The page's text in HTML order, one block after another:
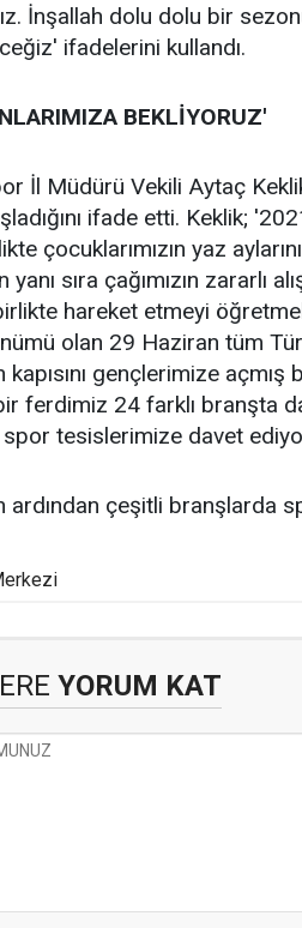
İnşallah dolu dolu bir
ifadelerini kullandı.
BEKLİYORUZ'
İl Müdürü Vekili Aytaç
ifade etti. Keklik;
çocuklarımızın yaz
sıra çağımızın zararlı
hareket etmeyi
olan 29 Haziran tüm
kapısını gençlerimize
ferdimiz 24 farklı branşta
tesislerimize davet
ardından çeşitli branşlarda
YORUM KAT